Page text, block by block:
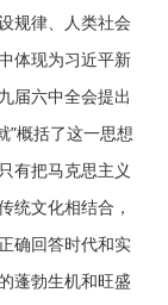
规律、人类社会
体现为习近平新
届六中全会提出
”概括了这一思想
有把马克思主义
统文化相结合，
确回答时代和实
蓬勃生机和旺盛